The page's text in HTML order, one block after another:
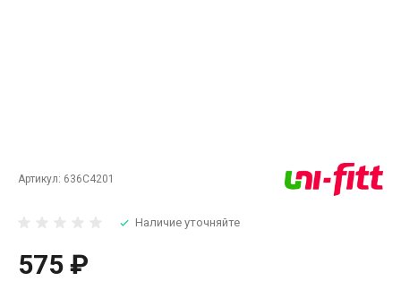
Артикул: 636C4201
Наличие уточняйте
575 ₽